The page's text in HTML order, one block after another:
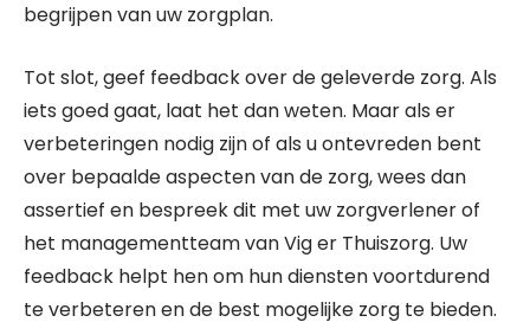
begrijpen van uw zorgplan.
Tot slot, geef feedback over de geleverde zorg. Als
iets goed gaat, laat het dan weten. Maar als er
verbeteringen nodig zijn of als u ontevreden bent
over bepaalde aspecten van de zorg, wees dan
assertief en bespreek dit met uw zorgverlener of
het managementteam van Vig er Thuiszorg. Uw
feedback helpt hen om hun diensten voortdurend
te verbeteren en de best mogelijke zorg te bieden.